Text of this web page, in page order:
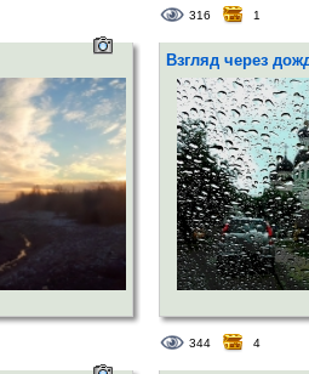
316 1
Взгляд через
344 4